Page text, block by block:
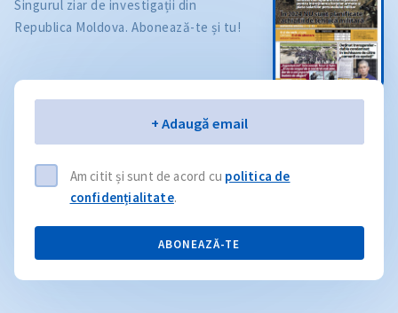
Singurul ziar de investigații din
Republica Moldova. Abonează-te și tu!
+ Adaugă email
Am citit și sunt de acord cu politica de
confidențialitate.
ABONEAZĂ-TE